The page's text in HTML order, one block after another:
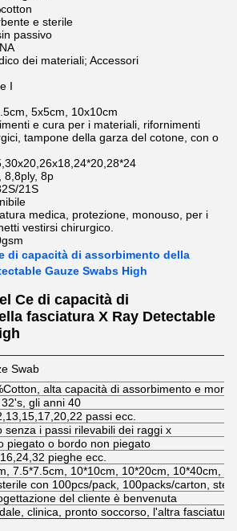
e sterile
passivo
dei materiali; Accessori
I
5x5cm, 10x10cm
e cura per i materiali, rifornimenti
tampone della garza del cotone, con o
8,8ply, 8p
21S
medica, protezione, monouso, per i
vestirsi chirurgico.
di capacità di assorbimento della
Gauze Swabs High
Ce di capacità di
fasciatura X Ray Detectable
Swab
alta capacità di assorbimento e
gli anni 40
passi ecc.
senza i passi rilevabili dei raggi x
piegato o bordo non piegato
pieghe ecc.
7.5*7.5cm, 10*10cm, 10*20cm, 10*40cm,
con 100pcs/pack, 100packs/carton,
del cliente è benvenuta
clinica, pronto soccorso, l'altra fasciatura